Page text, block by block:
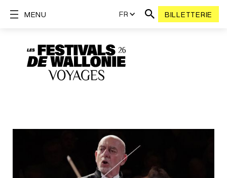
FR BILLETTERIE
MENU